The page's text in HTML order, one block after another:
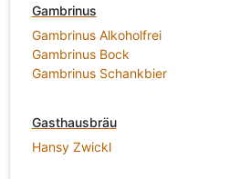
Gambrinus
Gambrinus Alkoholfrei
Gambrinus Bock
Gambrinus Schankbier
Gasthausbräu
Hansy Zwickl